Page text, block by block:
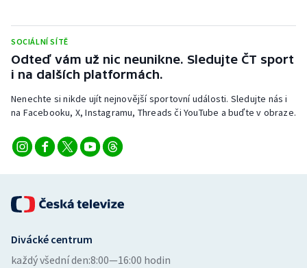
SOCIÁLNÍ SÍTĚ
Odteď vám už nic neunikne. Sledujte ČT sport
i na dalších platformách.
Nenechte si nikde ujít nejnovější sportovní události. Sledujte nás i
na Facebooku, X, Instagramu, Threads či YouTube a buďte v obraze.
Divácké centrum
každý všední den:8:00—16:00 hodin